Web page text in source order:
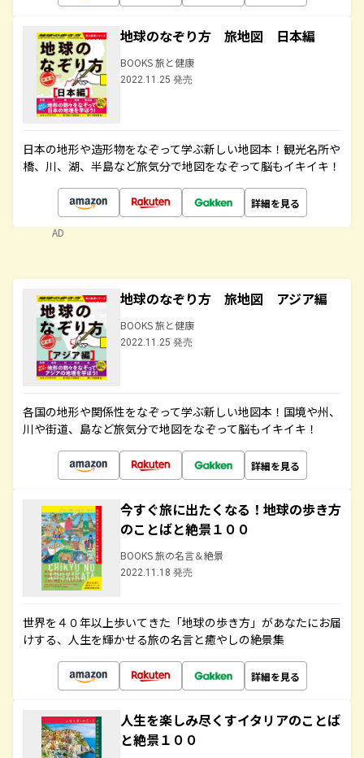
地球のなぞり方 旅地図 日本編
BOOKS 旅と健康
2022.11.25 発売
日本の地形や造形物をなぞって学ぶ新しい地図本！観光名所や
橋、川、湖、半島など旅気分で地図をなぞって脳もイキイキ！
詳細を見る
AD
地球のなぞり方 旅地図 アジア編
BOOKS 旅と健康
2022.11.25 発売
各国の地形や関係性をなぞって学ぶ新しい地図本！国境や州、
川や街道、島など旅気分で地図をなぞって脳もイキイキ！
詳細を見る
今すぐ旅に出たくなる！地球の歩き方
のことばと絶景１００
BOOKS 旅の名言＆絶景
2022.11.18 発売
世界を４０年以上歩いてきた「地球の歩き方」があなたにお届
けする、人生を輝かせる旅の名言と癒やしの絶景集
詳細を見る
人生を楽しみ尽くすイタリアのことば
と絶景１００